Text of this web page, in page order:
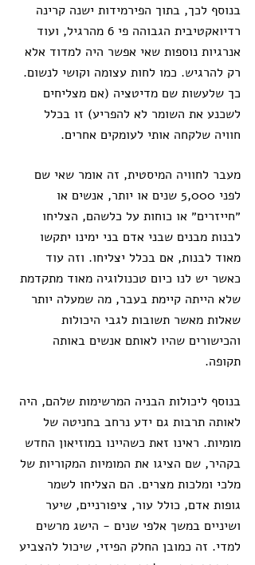
בנוסף לכך, בתוך הפירמידות ישנה קרינה
רדיואקטיבית הגבוהה פי 6 מהרגיל, ועוד
אנרגיות נוספות שאי אפשר היה למדוד אלא
רק להרגיש. כמו לחות עצומה וקושי לנשום.
כך שלעשות שם מדיטציה (אם מצליחים
לשכנע את השומר לא להפריע) זו בכלל
חוויה שלקחה אותי לעומקים אחרים.
מעבר לחוויה המיסטית, זה אומר שאי שם
לפני 5,000 שנים או יותר, אנשים או
״חייזרים״ או כוחות על כלשהם, הצליחו
לבנות מבנים שבני אדם בני ימינו יתקשו
מאוד לבנות, אם בכלל יצליחו. וזה עוד
כאשר יש לנו כיום טכנולוגיה מאוד מתקדמת
שלא הייתה קיימת בעבר, מה שמעלה יותר
שאלות מאשר תשובות לגבי היכולות
והכישורים שהיו לאותם אנשים באותה
תקופה.
בנוסף ליכולות הבניה המרשימות שלהם, היה
לאותה תרבות גם ידע נרחב בחניטה של
מומיות. ראינו זאת כשהיינו במוזיאון החדש
בקהיר, שם הציגו את המומיות המקוריות של
מלכי ומלכות מצרים. הם הצליחו לשמר
גופות אדם, כולל עור, ציפורניים, שיער
ושיניים במשך אלפי שנים - הישג מרשים
למדי. זה כמובן החלק הפיזי, שיכול להצביע